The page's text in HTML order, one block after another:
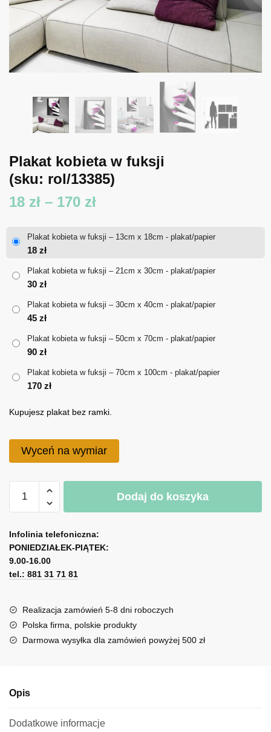
Plakat kobieta w fuksji
(sku: rol/13385)
18 zł – 170 złZakres
od
18 zł
Plakat kobieta w fuksji – 13cm x 18cm - plakat/papier
18 zł
Plakat kobieta w fuksji – 21cm x 30cm - plakat/papier
30 zł
Plakat kobieta w fuksji – 30cm x 40cm - plakat/papier
45 zł
Plakat kobieta w fuksji – 50cm x 70cm - plakat/papier
90 zł
Plakat kobieta w fuksji – 70cm x 100cm - plakat/papier
170 zł
Kupujesz plakat bez ramki.
Wyceń na wymiar
Plakat
w
fuksji
Dodaj do koszyka
l
t
e
r
a
t
i
Infolinia telefoniczna:
PONIEDZIAŁEK-PIĄTEK:
9.00-16.00
tel.: 881 31 71 81
Realizacja zamówień 5-8 dni roboczych
Polska firma, polskie produkty
Darmowa wysyłka dla zamówień powyżej 500 zł
Opis
Dodatkowe informacje